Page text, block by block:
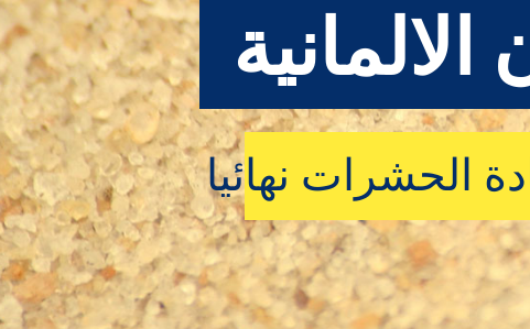
الحشرات نهائيا
الالمانية